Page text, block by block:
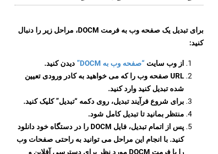
برای تبدیل یک صفحه وب به فرمت DOCM، مراحل زیر را دنبال
کنید:
از وب سایت “صفحه وب به DOCM”
دیدن کنید.
URL صفحه وب را که می خواهید به کادر ورودی تعیین
شده تبدیل کنید وارد کنید.
برای شروع فرآیند تبدیل، روی دکمه “تبدیل” کلیک کنید.
منتظر بمانید تا تبدیل کامل شود.
پس از اتمام تبدیل، فایل DOCM را در دستگاه خود دانلود
کنید. با انجام این مراحل می توانید به راحتی صفحات وب
را با فرمت DOCM مورد نظر برای دسترسی آفلاین و